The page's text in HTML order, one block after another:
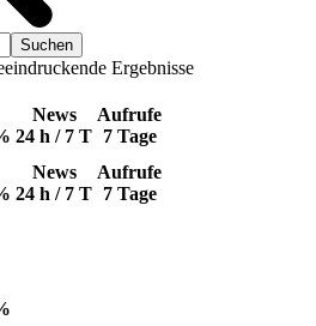
Ergebnisse
News
24 h / 7 T
Aufrufe
7 Tage
News
24 h / 7 T
Aufrufe
7 Tage